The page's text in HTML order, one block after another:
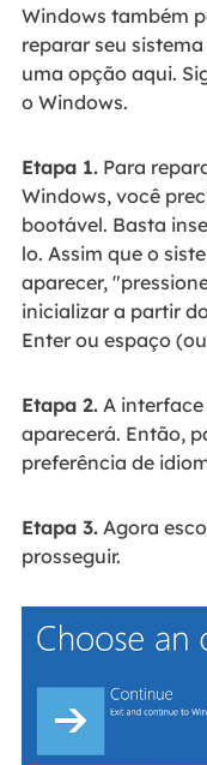
Windows também
reparar seu
uma opção aqui.
o Windows.
Etapa 1.Para
Windows, você
bootável. Basta
lo. Assim que o
aparecer,
inicializar a partir
Enter ou espaço
Etapa 2.A interface
aparecerá. Então,
preferência de
Etapa 3.Agora
prosseguir.